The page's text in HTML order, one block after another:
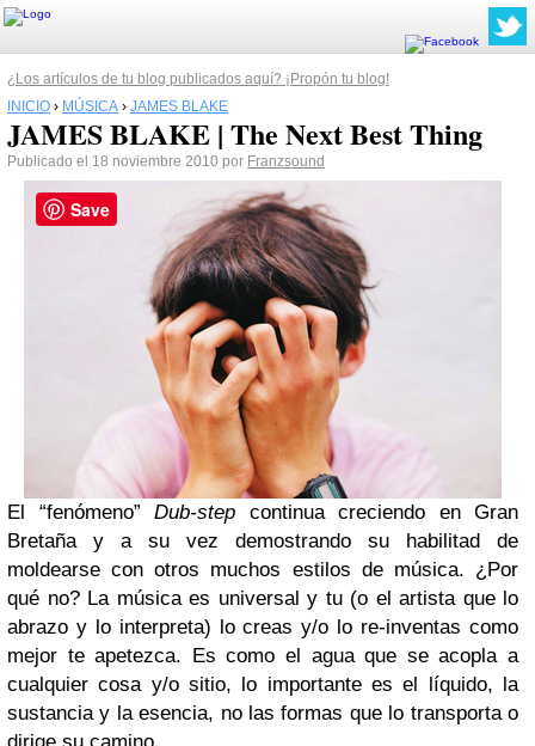
¿Los artículos de tu blog publicados aquí? ¡Propón tu blog!
INICIO › MÚSICA › JAMES BLAKE
JAMES BLAKE | The Next Best Thing
Publicado el 18 noviembre 2010 por Franzsound
El “fenómeno” Dub-step continua creciendo en Gran
Bretaña y a su vez demostrando su habilitad de
moldearse con otros muchos estilos de música. ¿Por
qué no? La música es universal y tu (o el artista que lo
abrazo y lo interpreta) lo creas y/o lo re-inventas como
mejor te apetezca. Es como el agua que se acopla a
cualquier cosa y/o sitio, lo importante es el líquido, la
sustancia y la esencia, no las formas que lo transporta o
Save